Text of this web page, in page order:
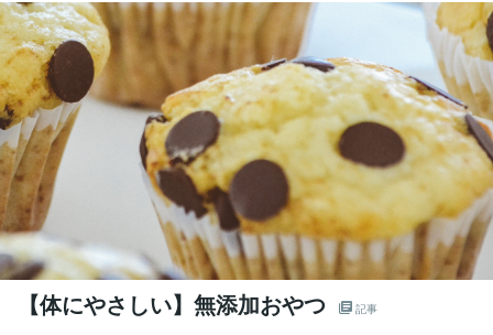
【体にやさしい】無添加おやつ 記事